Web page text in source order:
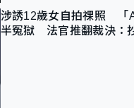
涉誘12歲女自拍祼照 「
半冤獄 法官推翻裁決：